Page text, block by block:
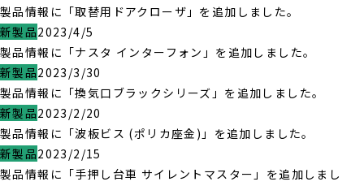
製品情報に「取替用ドアクローザ」を追加しました。
新製品2023/4/5
製品情報に「ナスタ インターフォン」を追加しました。
新製品2023/3/30
製品情報に「換気口ブラックシリーズ」を追加しました。
新製品2023/2/20
製品情報に「波板ビス (ポリカ座金)」を追加しました。
新製品2023/2/15
製品情報に「手押し台車 サイレントマスター」を追加しまし